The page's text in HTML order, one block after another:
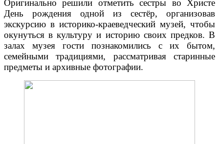
Оригинально решили отметить сестры во Христе
День рождения одной из сестёр, организовав
экскурсию в историко-краеведческий музей, чтобы
окунуться в культуру и историю своих предков. В
залах музея гости познакомились с их бытом,
семейными традициями, рассматривая старинные
предметы и архивные фотографии.